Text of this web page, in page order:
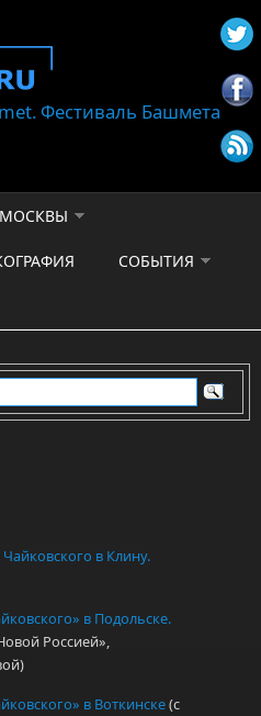
Фестиваль Башмета
СОБЫТИЯ
в Клину.
в Подольске.
Россией»,
в Воткинске(с